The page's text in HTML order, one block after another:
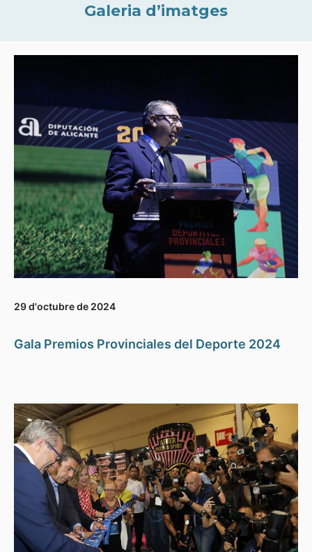
Galeria d’imatges
29 d'octubre de 2024
Gala Premios Provinciales del Deporte 2024